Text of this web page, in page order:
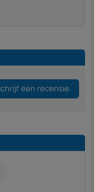
een recensie